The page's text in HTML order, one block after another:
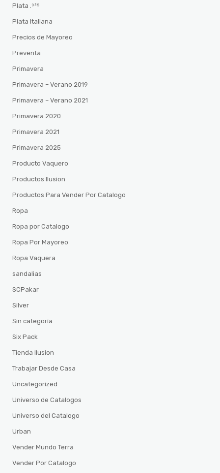
Plata .⁹²⁵
Plata Italiana
Precios de Mayoreo
Preventa
Primavera
Primavera – Verano 2019
Primavera – Verano 2021
Primavera 2020
Primavera 2021
Primavera 2025
Producto Vaquero
Productos Ilusion
Productos Para Vender Por Catalogo
Ropa
Ropa por Catalogo
Ropa Por Mayoreo
Ropa Vaquera
sandalias
SCPakar
Silver
Sin categoría
Six Pack
Tienda Ilusion
Trabajar Desde Casa
Uncategorized
Universo de Catalogos
Universo del Catalogo
Urban
Vender Mundo Terra
Vender Por Catalogo